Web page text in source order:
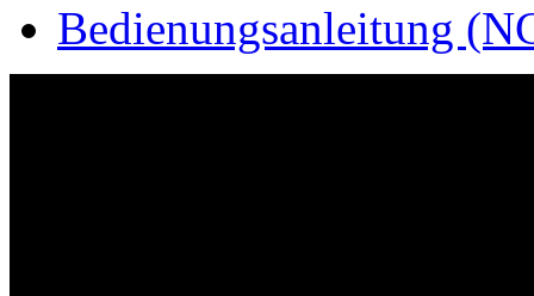
Bedienungsanleitung